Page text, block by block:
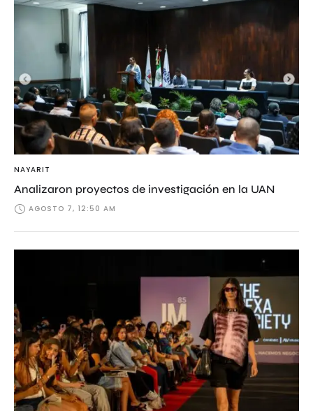
NAYARIT
Analizaron proyectos de investigación en la UAN
AGOSTO 7, 12:50 AM